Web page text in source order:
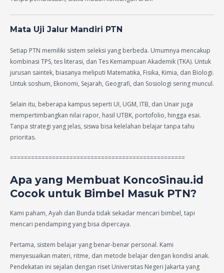
Mata Uji Jalur Mandiri PTN
Setiap PTN memiliki sistem seleksi yang berbeda. Umumnya mencakup
kombinasi TPS, tes literasi, dan Tes Kemampuan Akademik (TKA). Untuk
jurusan saintek, biasanya meliputi Matematika, Fisika, Kimia, dan Biologi.
Untuk soshum, Ekonomi, Sejarah, Geografi, dan Sosiologi sering muncul.
Selain itu, beberapa kampus seperti UI, UGM, ITB, dan Unair juga
mempertimbangkan nilai rapor, hasil UTBK, portofolio, hingga esai.
Tanpa strategi yang jelas, siswa bisa kelelahan belajar tanpa tahu
prioritas.
==================================================
Apa yang Membuat KoncoSinau.id
Cocok untuk Bimbel Masuk PTN?
Kami paham, Ayah dan Bunda tidak sekadar mencari bimbel, tapi
mencari pendamping yang bisa dipercaya.
Pertama, sistem belajar yang benar-benar personal. Kami
menyesuaikan materi, ritme, dan metode belajar dengan kondisi anak.
Pendekatan ini sejalan dengan riset Universitas Negeri Jakarta yang